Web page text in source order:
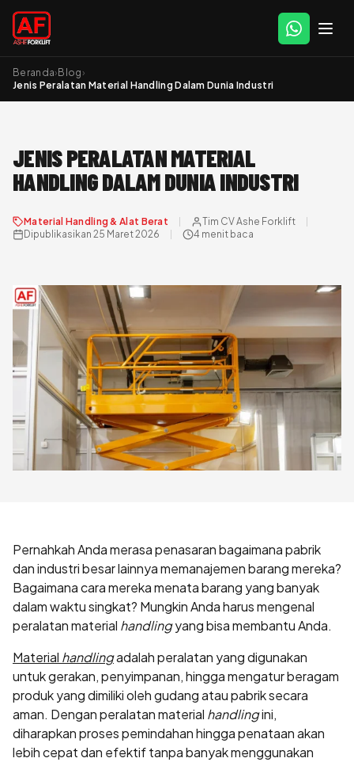
Beranda› Blog ›
Jenis Peralatan Material Handling Dalam Dunia Industri
JENIS PERALATAN MATERIAL
HANDLING DALAM DUNIA INDUSTRI
Material Handling & Alat Berat
Tim CV Ashe Forklift
Dipublikasikan 25 Maret 2026
4 menit baca
Pernahkah Anda merasa penasaran bagaimana pabrik
dan industri besar lainnya memanajemen barang mereka?
Bagaimana cara mereka menata barang yang banyak
dalam waktu singkat? Mungkin Anda harus mengenal
peralatan material handlingyang bisa membantu Anda.
Material handlingadalah peralatan yang digunakan
untuk gerakan, penyimpanan, hingga mengatur beragam
produk yang dimiliki oleh gudang atau pabrik secara
aman. Dengan peralatan material handlingini,
diharapkan proses pemindahan hingga penataan akan
lebih cepat dan efektif tanpa banyak menggunakan